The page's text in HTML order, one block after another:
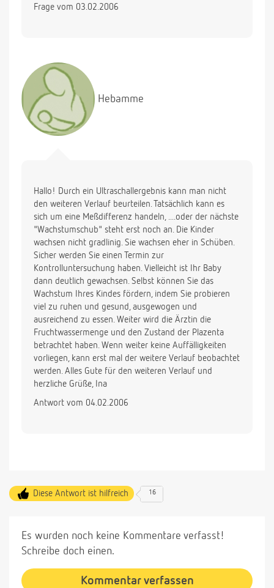
wenig. Die Abmessung war von 2 Unterschiedlichen
unterschiedlichen Abmessungen. Vielen Dank im
Voraus
Marina
Frage vom 03.02.2006
Hebamme
Hallo! Durch ein Ultraschallergebnis kann man nicht
den weiteren Verlauf beurteilen. Tatsächlich kann es
sich um eine Meßdifferenz handeln, ....oder der nächste
"Wachstumschub" steht erst noch an. Die Kinder
wachsen nicht gradlinig. Sie wachsen eher in Schüben.
Sicher werden Sie einen Termin zur
Kontrolluntersuchung haben. Vielleicht ist Ihr Baby
dann deutlich gewachsen. Selbst können Sie das
Wachstum Ihres Kindes fördern, indem Sie probieren
viel zu ruhen und gesund, ausgewogen und
ausreichend zu essen. Weiter wird die Ärztin die
Fruchtwassermenge und den Zustand der Plazenta
betrachtet haben. Wenn weiter keine Auffälligkeiten
vorliegen, kann erst mal der weitere Verlauf beobachtet
werden. Alles Gute für den weiteren Verlauf und
herzliche Grüße, Ina
Antwort vom 04.02.2006
Diese Antwort ist hilfreich 16
Es wurden noch keine Kommentare verfasst!
Schreibe doch einen.
Kommentar verfassen